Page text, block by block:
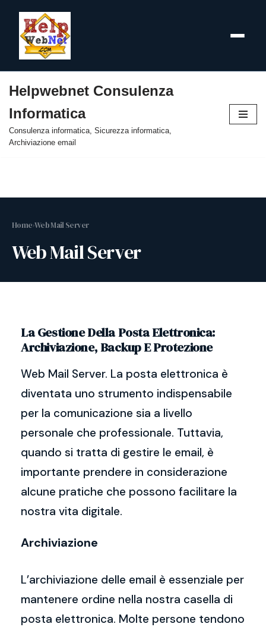
al
contenuto
Helpwebnet Consulenza
Informatica
Consulenza informatica, Sicurezza informatica,
Archiviazione email
Home›Web Mail Server
Web Mail Server
La Gestione Della Posta Elettronica:
Archiviazione, Backup E Protezione
Web Mail Server. La posta elettronica è
diventata uno strumento indispensabile
per la comunicazione sia a livello
personale che professionale. Tuttavia,
quando si tratta di gestire le email, è
importante prendere in considerazione
alcune pratiche che possono facilitare la
nostra vita digitale.
Archiviazione
L’archiviazione delle email è essenziale per
mantenere ordine nella nostra casella di
posta elettronica. Molte persone tendono